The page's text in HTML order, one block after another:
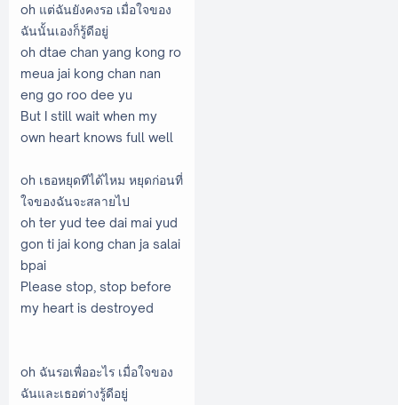
oh แต่ฉันยังคงรอ เมื่อใจของ
ฉันนั้นเองก็รู้ดีอยู่
oh dtae chan yang kong ro
meua jai kong chan nan
eng go roo dee yu
But I still wait when my
own heart knows full well
oh เธอหยุดทีได้ไหม หยุดก่อนที่
ใจของฉันจะสลายไป
oh ter yud tee dai mai yud
gon ti jai kong chan ja salai
bpai
Please stop, stop before
my heart is destroyed
oh ฉันรอเพื่ออะไร เมื่อใจของ
ฉันและเธอต่างรู้ดีอยู่